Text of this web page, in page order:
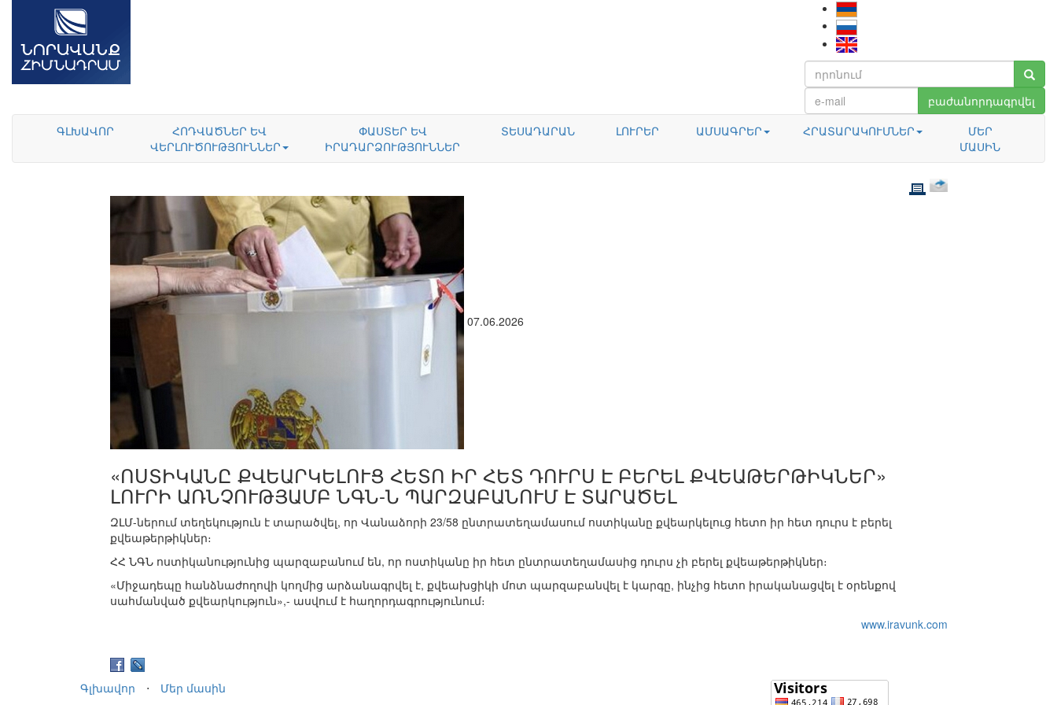
բաժանորդագրվել
ԳԼԽԱՎՈՐ
ՀՈԴՎԱԾՆԵՐ ԵՎ
ՎԵՐԼՈՒԾՈՒԹՅՈՒՆՆԵՐ
ՓԱՍՏԵՐ ԵՎ
ԻՐԱԴԱՐՁՈՒԹՅՈՒՆՆԵՐ
ՏԵՍԱԴԱՐԱՆ ԼՈՒՐԵՐ ԱՄՍԱԳՐԵՐ ՀՐԱՏԱՐԱԿՈՒՄՆԵՐ
ՄԵՐ
ՄԱՍԻՆ
07.06.2026
«ՈՍՏԻԿԱՆԸ ՔՎԵԱՐԿԵԼՈՒՑ ՀԵՏՈ ԻՐ ՀԵՏ ԴՈՒՐՍ Է ԲԵՐԵԼ ՔՎԵԱԹԵՐԹԻԿՆԵՐ»
ԼՈՒՐԻ ԱՌՆՉՈՒԹՅԱՄԲ ՆԳՆ-Ն ՊԱՐԶԱԲԱՆՈՒՄ Է ՏԱՐԱԾԵԼ
ԶԼՄ-ներում տեղեկություն է տարածվել, որ Վանաձորի 23/58 ընտրատեղամասում ոստիկանը քվեարկելուց հետո իր հետ դուրս է բերել
քվեաթերթիկներ։
ՀՀ ՆԳՆ ոստիկանությունից պարզաբանում են, որ ոստիկանը իր հետ ընտրատեղամասից դուրս չի բերել քվեաթերթիկներ։
«Միջադեպը հանձնաժողովի կողմից արձանագրվել է, քվեախցիկի մոտ պարզաբանվել է կարգը, ինչից հետո իրականացվել է օրենքով
սահմանված քվեարկություն»,- ասվում է հաղորդագրությունում։
www.iravunk.com
Գլխավոր ⋅ Մեր մասին